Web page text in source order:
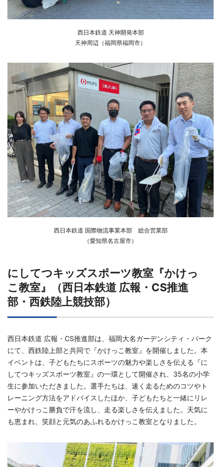
西日本鉄道 天神開発本部
天神周辺（福岡県福岡市）
西日本鉄道 国際物流事業本部 総合営業部
（愛知県名古屋市）
にしてつキッズスポーツ教室『かけっ
こ教室』（西日本鉄道 広報・CS推進
部・西鉄陸上競技部）
西日本鉄道 広報・CS推進部は、福岡大名ガーデンシティ・パーク
にて、西鉄陸上部と共同で『かけっこ教室』を開催しました。本
イベントは、子どもたちにスポーツの魅力や楽しさを伝える『に
してつキッズスポーツ教室』の一環として開催され、35名の小学
生に参加いただきました。選手たちは、速く走るためのコツやト
レーニング方法をアドバイスしたほか、子どもたちと一緒にリレ
ーやかけっこ勝負で汗を流し、走る楽しさを伝えました。天気に
も恵まれ、笑顔と元気のあふれるかけっこ教室となりました。